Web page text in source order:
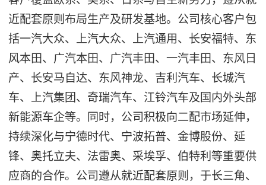
近配套原则布局生产及研发基地。公司核心客户包
括一汽大众、上汽大众、上汽通用、长安福特、东
风本田、广汽本田、广汽丰田、一汽丰田、东风日
产、长安马自达、东风神龙、吉利汽车、长城汽
车、上汽集团、奇瑞汽车、江铃汽车及国内外头部
新能源车企等。同时，公司积极向二配市场延伸，
持续深化与宁德时代、宁波拓普、金博股份、延
锋、奥托立夫、法雷奥、采埃孚、伯特利等重要供
应商的合作。公司遵从就近配套原则，于长三角、